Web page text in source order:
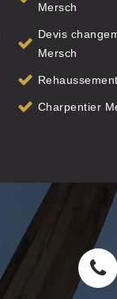
Mersch
Devis
Mersch
Charpentier